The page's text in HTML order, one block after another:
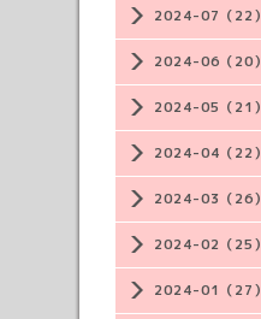
2024-07（22）
2024-06（20）
2024-05（21）
2024-04（22）
2024-03（26）
2024-02（25）
2024-01（27）